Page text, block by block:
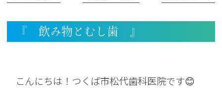
『 飲み物とむし歯 』
こんにちは！つくば市松代歯科医院です😊